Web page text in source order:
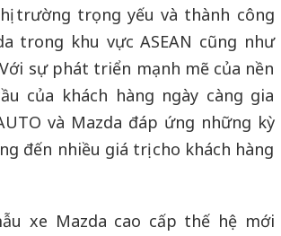
trường trọng yếu và thành công
trong khu vực ASEAN cũng như
sự phát triển mạnh mẽ của nền
của khách hàng ngày càng gia
và Mazda đáp ứng những kỳ
đến nhiều giá trị cho khách hàng
xe Mazda cao cấp thế hệ mới